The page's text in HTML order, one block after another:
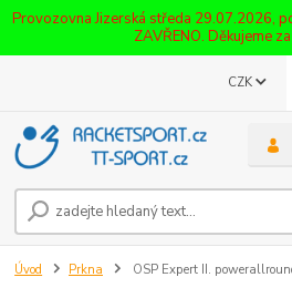
Provozovna Jizerská středa 29.07.2026,
ZAVŘENO. Děkujeme
CZK
Úvod Prkna OSP Expert II.